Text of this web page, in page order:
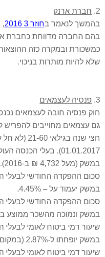
חברת ארנק
לנאמר בחוזר 3 2016
,
החברה מדווחת כחברת
ובמקרה כזה ההוצאות
להיות מותרות בניכוי.
פנסיה לעצמאים
עצמאים מחוייבים להפריש
01.01.2017), בעלי
(מעל 4,732 ₪ ב-2016).
ההפקדה החודשי לבעלי
יעמוד על – 4.45%.
ההפקדה החודשי לבעלי
ונמוכה מהשכר ממוצע במשק
יופחתו ל-2.87% (במקום 6.72%).